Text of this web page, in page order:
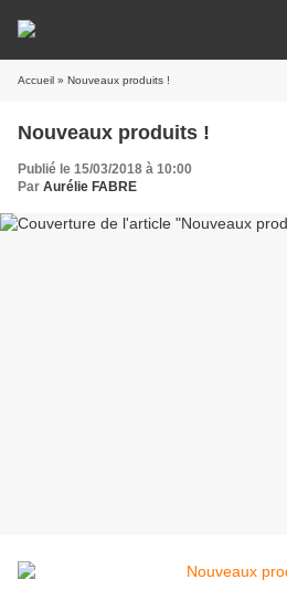
Accueil » Nouveaux produits !
Nouveaux produits !
Publié le 15/03/2018 à 10:00
Par Aurélie FABRE